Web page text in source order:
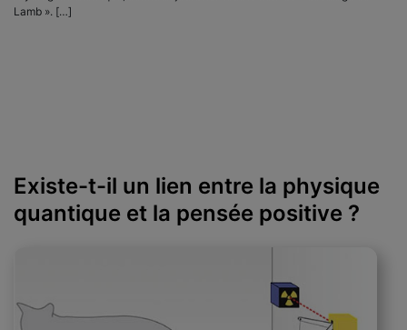
Lamb ». […]
Existe-t-il un lien entre la physique
quantique et la pensée positive ?